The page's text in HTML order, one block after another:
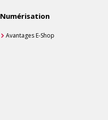
Numérisation
Avantages E-Shop